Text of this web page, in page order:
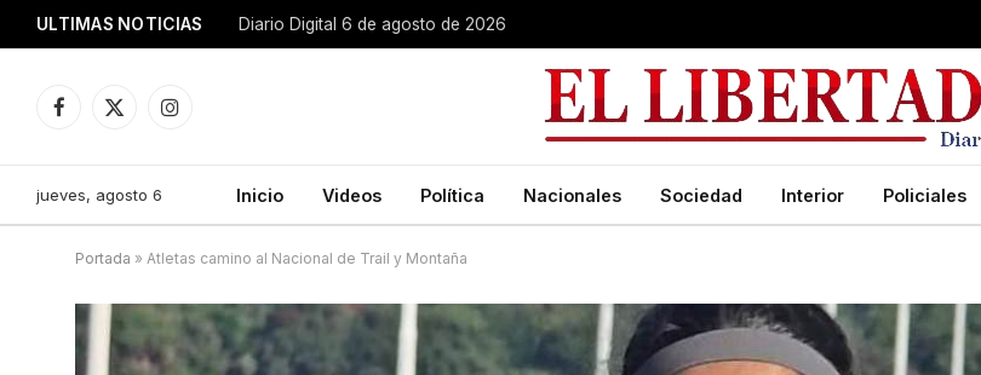
ULTIMAS NOTICIAS Diario Digital 6 de agosto de 2026
Facebook
X
Instagram
jueves, agosto 6 Inicio Videos Política Nacionales Sociedad Interior Policiales
Portada » Atletas camino al Nacional de Trail y Montaña